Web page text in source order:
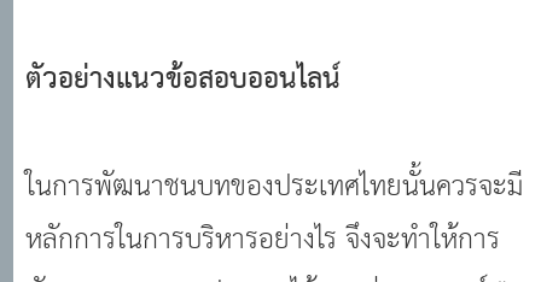
ตัวอย่างแนวข้อสอบออนไลน์
ในการพัฒนาชนบทของประเทศไทยนั้นควรจะมี
หลักการในการบริหารอย่างไร จึงจะทําให้การ